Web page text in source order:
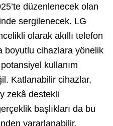
düzenlenecek olan
sergilenecek. LG
olarak akıllı telefon
boyutlu cihazlara yönelik
kullanım
Katlanabilir cihazlar,
zekâ destekli
başlıkları da bu
yararlanabilir.